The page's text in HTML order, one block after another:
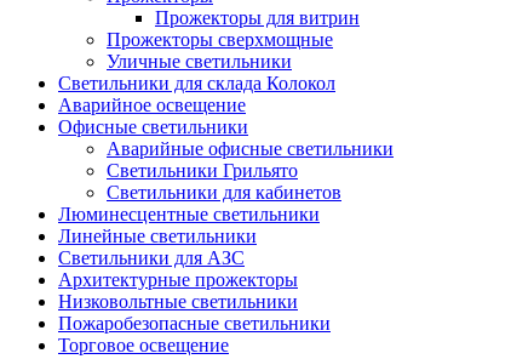
Прожекторы для витрин
Прожекторы сверхмощные
Уличные светильники
Светильники для склада Колокол
Аварийное освещение
Офисные светильники
Аварийные офисные светильники
Светильники Грильято
Светильники для кабинетов
Люминесцентные светильники
Линейные светильники
Светильники для АЗС
Архитектурные прожекторы
Низковольтные светильники
Пожаробезопасные светильники
Торговое освещение